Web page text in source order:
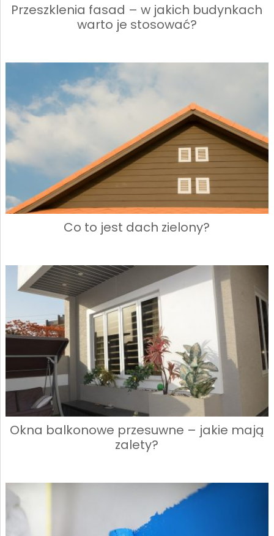
Przeszklenia fasad – w jakich budynkach
warto je stosować?
Co to jest dach zielony?
Okna balkonowe przesuwne – jakie mają
zalety?